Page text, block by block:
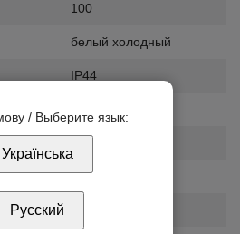
100
белый холодный
IP44
220 В
10м
/ Выберите язык:
Українська
Русский